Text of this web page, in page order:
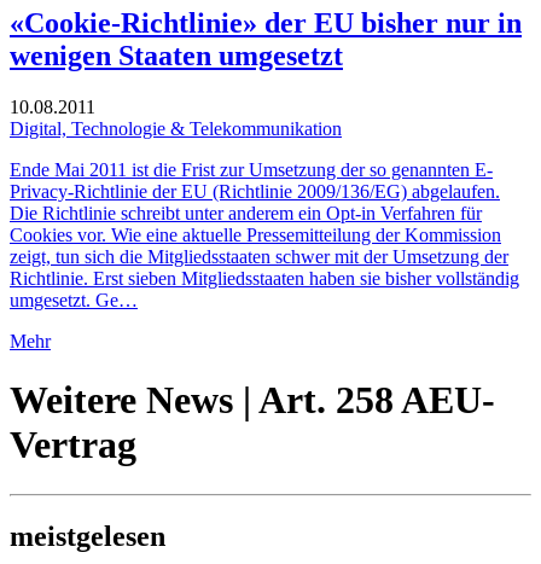
«Cookie-Richtlinie» der EU bisher nur in
wenigen Staaten umgesetzt
10.08.2011
Digital, Technologie & Telekommunikation
Ende Mai 2011 ist die Frist zur Umsetzung der so genannten E-
Privacy-Richtlinie der EU (Richtlinie 2009/136/EG) abgelaufen.
Die Richtlinie schreibt unter anderem ein Opt-in Verfahren für
Cookies vor. Wie eine aktuelle Pressemitteilung der Kommission
zeigt, tun sich die Mitgliedsstaaten schwer mit der Umsetzung der
Richtlinie. Erst sieben Mitgliedsstaaten haben sie bisher vollständig
umgesetzt. Ge…
Mehr
Weitere News | Art. 258 AEU-
Vertrag
meistgelesen